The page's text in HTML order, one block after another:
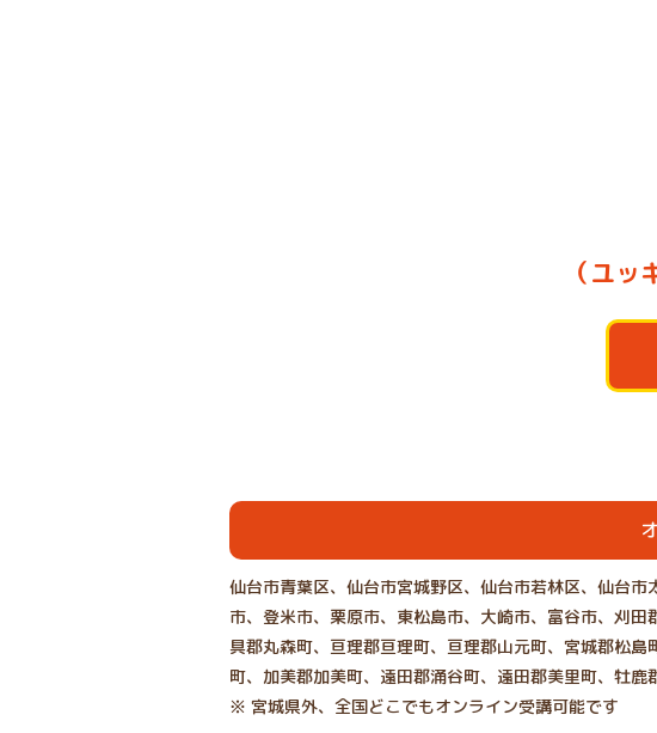
（ユ
仙台市青葉区、仙台市宮城野区、仙台市若林区、仙台
市、登米市、栗原市、東松島市、大崎市、富谷市、刈
具郡丸森町、亘理郡亘理町、亘理郡山元町、宮城郡松
町、加美郡加美町、遠田郡涌谷町、遠田郡美里町、牡鹿
※ 宮城県外、全国どこでもオンライン受講可能です